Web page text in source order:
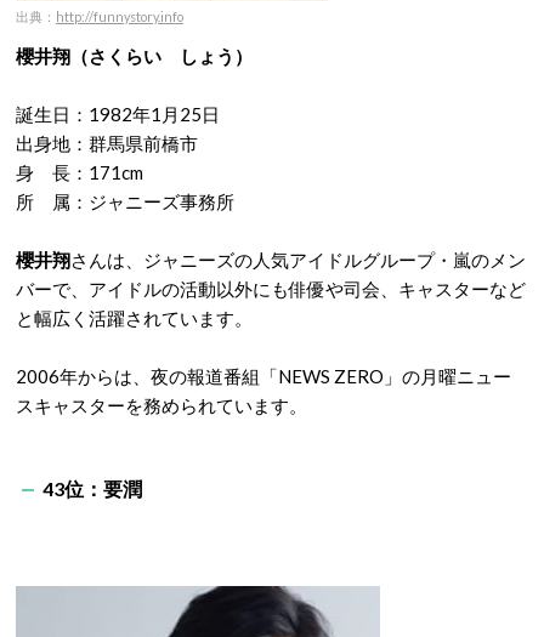
出典： http://funnystory.info
櫻井翔（さくらい しょう）
誕生日：1982年1月25日
出身地：群馬県前橋市
身 長：171cm
所 属：ジャニーズ事務所
櫻井翔さんは、ジャニーズの人気アイドルグループ・嵐のメン
バーで、アイドルの活動以外にも俳優や司会、キャスターなど
と幅広く活躍されています。
2006年からは、夜の報道番組「NEWS ZERO」の月曜ニュー
スキャスターを務められています。
43位：要潤